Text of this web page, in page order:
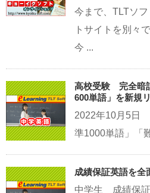
今まで、TLTソ
トサイトを別々
今 ...
高校受験 完全暗
600単語」を新規
2022年10月5日
準1000単語」「
成績保証英語を全
中学生 成績保